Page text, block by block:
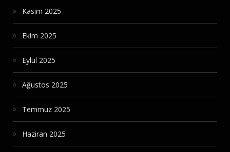
Kasım 2025
Ekim 2025
Eylül 2025
Ağustos 2025
Temmuz 2025
Haziran 2025